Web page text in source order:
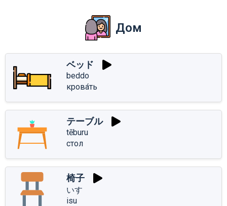
Дом
ベッド
beddo
крова́ть
テーブル
tēburu
стол
椅子
いす
isu